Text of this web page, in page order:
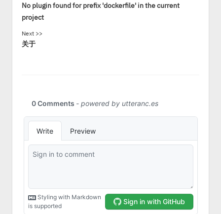
No plugin found for prefix 'dockerfile' in the current
project
Next >>
关于